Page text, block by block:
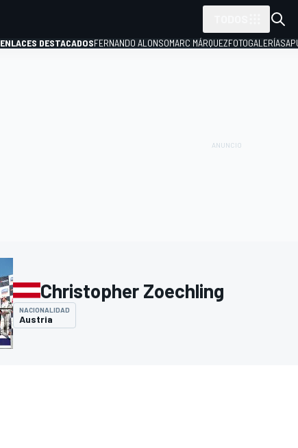
ENLACES DESTACADOSFERNANDO ALONSOMARC MÁRQUEZFOTOGALERÍAS
Christopher Zoechling
NACIONALIDAD
Austria